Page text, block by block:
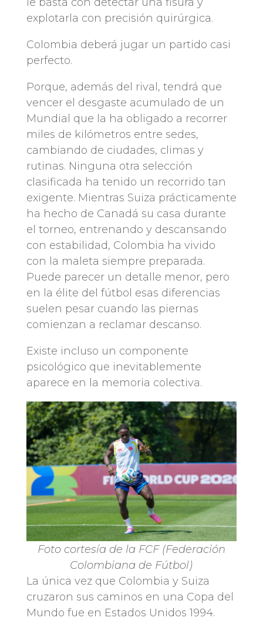
explotarla con precisión quirúrgica.
Colombia deberá jugar un partido casi
perfecto.
Porque, además del rival, tendrá que
vencer el desgaste acumulado de un
Mundial que la ha obligado a recorrer
miles de kilómetros entre sedes,
cambiando de ciudades, climas y
rutinas. Ninguna otra selección
clasificada ha tenido un recorrido tan
exigente. Mientras Suiza prácticamente
ha hecho de Canadá su casa durante
el torneo, entrenando y descansando
con estabilidad, Colombia ha vivido
con la maleta siempre preparada.
Puede parecer un detalle menor, pero
en la élite del fútbol esas diferencias
suelen pesar cuando las piernas
comienzan a reclamar descanso.
Existe incluso un componente
psicológico que inevitablemente
aparece en la memoria colectiva.
Foto cortesía de la FCF (Federación
Colombiana de Fútbol)
La única vez que Colombia y Suiza
cruzaron sus caminos en una Copa del
Mundo fue en Estados Unidos 1994.